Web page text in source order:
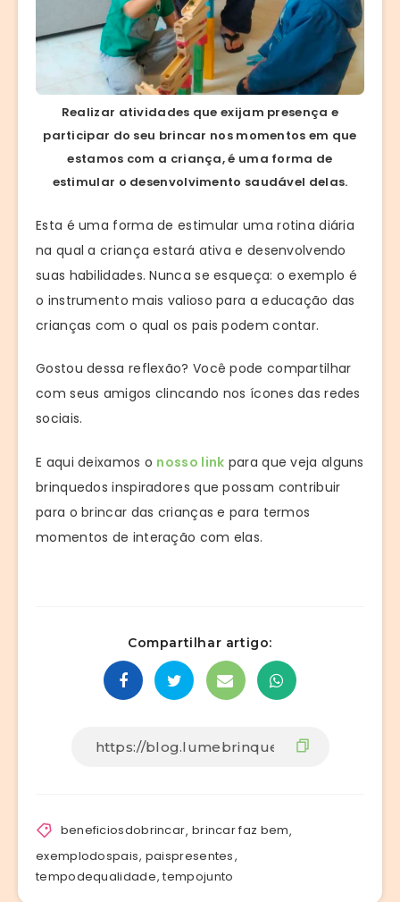
Realizar atividades que exijam presença e
participar do seu brincar nos momentos em que
estamos com a criança, é uma forma de
estimular o desenvolvimento saudável delas.
Esta é uma forma de estimular uma rotina diária
na qual a criança estará ativa e desenvolvendo
suas habilidades. Nunca se esqueça: o exemplo é
o instrumento mais valioso para a educação das
crianças com o qual os pais podem contar.
Gostou dessa reflexão? Você pode compartilhar
com seus amigos clincando nos ícones das redes
sociais.
E aqui deixamos o nosso link para que veja alguns
brinquedos inspiradores que possam contribuir
para o brincar das crianças e para termos
momentos de interação com elas.
Compartilhar artigo:
beneficiosdobrincar, brincar faz bem,
exemplodospais, paispresentes,
tempodequalidade,tempojunto